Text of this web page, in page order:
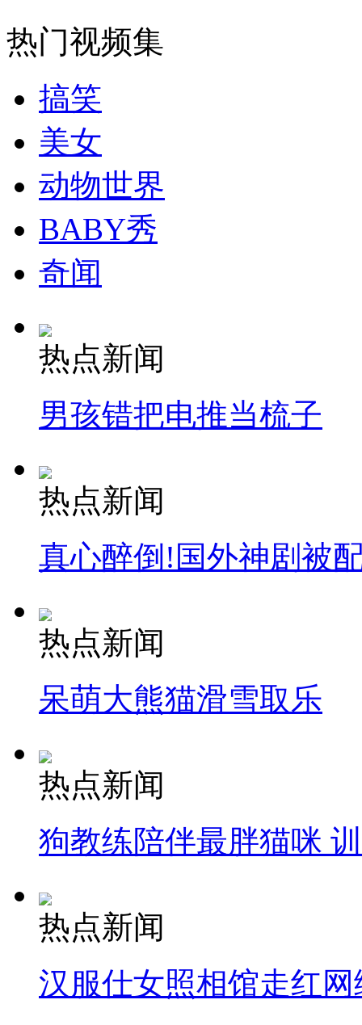
走！跟着总书记去植树
消防员救轻生者
纽约上演“枕头大战”
司机酒驾遇交警 急速倒车逃窜
热门视频集
搞笑
美女
动物世界
BABY秀
奇闻
热点新闻
男孩错把电推当梳子
热点新闻
真心醉倒!国外神剧被
热点新闻
呆萌大熊猫滑雪取乐
热点新闻
狗教练陪伴最胖猫咪
热点新闻
汉服仕女照相馆走红网